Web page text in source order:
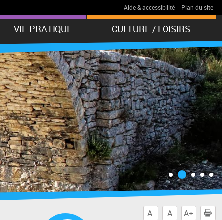
Aide & accessibilité | Plan du site
VIE PRATIQUE CULTURE / LOISIRS
A- A A+